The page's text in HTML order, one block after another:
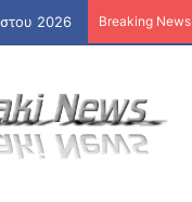
2026 Breaking News